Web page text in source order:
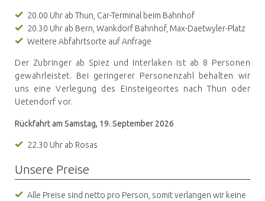
20.00 Uhr ab Thun, Car-Terminal beim Bahnhof
20.30 Uhr ab Bern, Wankdorf Bahnhof, Max-Daetwyler-Platz
Weitere Abfahrtsorte auf Anfrage
Der Zubringer ab Spiez und Interlaken ist ab 8 Personen
gewährleistet. Bei geringerer Personenzahl behalten wir
uns eine Verlegung des Einsteigeortes nach Thun oder
Uetendorf vor.
Rückfahrt am Samstag, 19. September 2026
22.30 Uhr ab Rosas
Unsere Preise
Alle Preise sind netto pro Person, somit verlangen wir keine